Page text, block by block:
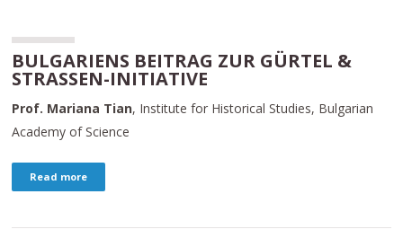
BULGARIENS BEITRAG ZUR GÜRTEL &
STRASSEN-INITIATIVE
Prof. Mariana Tian, Institute for Historical Studies, Bulgarian
Academy of Science
Read more